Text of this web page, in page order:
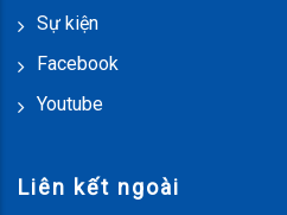
Sự kiện
Facebook
Youtube
Liên kết ngoài